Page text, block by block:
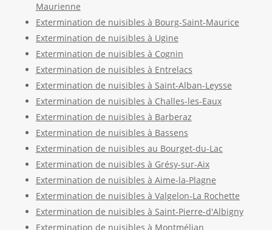
Maurienne
Extermination de nuisibles à Bourg-Saint-Maurice
Extermination de nuisibles à Ugine
Extermination de nuisibles à Cognin
Extermination de nuisibles à Entrelacs
Extermination de nuisibles à Saint-Alban-Leysse
Extermination de nuisibles à Challes-les-Eaux
Extermination de nuisibles à Barberaz
Extermination de nuisibles à Bassens
Extermination de nuisibles au Bourget-du-Lac
Extermination de nuisibles à Grésy-sur-Aix
Extermination de nuisibles à Aime-la-Plagne
Extermination de nuisibles à Valgelon-La Rochette
Extermination de nuisibles à Saint-Pierre-d'Albigny
Extermination de nuisibles à Montmélian